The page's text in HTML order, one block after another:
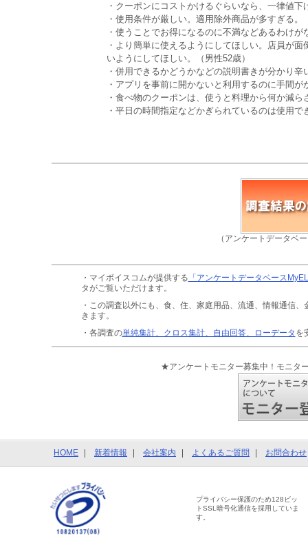
・クーポンにコストかけるぐらいなら、一律値下
・使用条件が厳しい。適用除外商品が多すぎる。
・使うことでお得になるのに不満などあるわけが
・より簡単に使えるようにしてほしい。店員が
いようにしてほしい。（男性52歳）
・併用できるかどうかなどの説明書きが分かり辛
・アプリを事前に開かないと利用するのに手間が
・食べ物のクーポンは、使うと料理から何か減
・平日の時間指定などかぎられているのは使用で
（アンケートデータベ
・マイボイスコムが提供する 「アンケートデータベース
タがご覧いただけます。
・この調査以外にも、食、住、家庭用品、流通、情報通信、
きます。
・各調査の単純集計、クロス集計、自由回答、ローデータ を
★アンケートモニター募集中！モニタ
HOME 新着情報 会社案内 よくあるご質問 お問合わせ
プライバシー保護のため128ビッ
トSSL暗号化通信を採用していま
す。